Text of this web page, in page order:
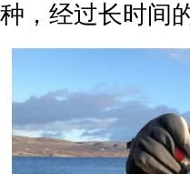
种，经过长时间